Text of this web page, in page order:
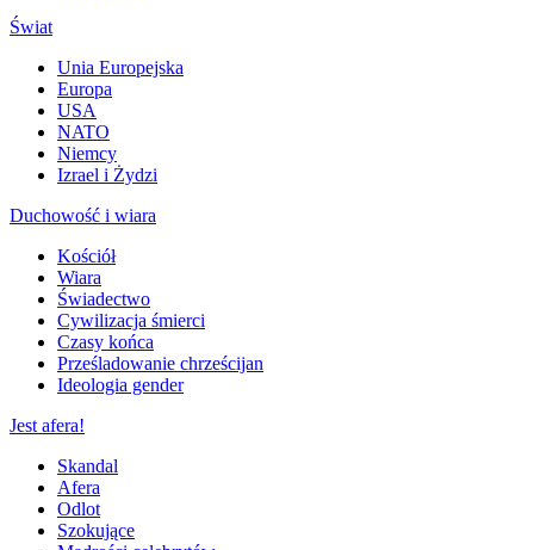
Świat
Unia Europejska
Europa
USA
NATO
Niemcy
Izrael i Żydzi
Duchowość i wiara
Kościół
Wiara
Świadectwo
Cywilizacja śmierci
Czasy końca
Prześladowanie chrześcijan
Ideologia gender
Jest afera!
Skandal
Afera
Odlot
Szokujące